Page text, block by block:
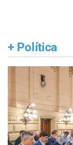
+ Política